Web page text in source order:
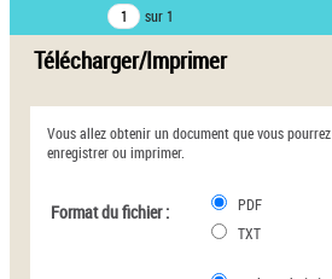
sur 1
Télécharger/Imprimer
Vous allez obtenir un document que vous pourrez
enregistrer ou imprimer.
Format du fichier :
PDF
TXT